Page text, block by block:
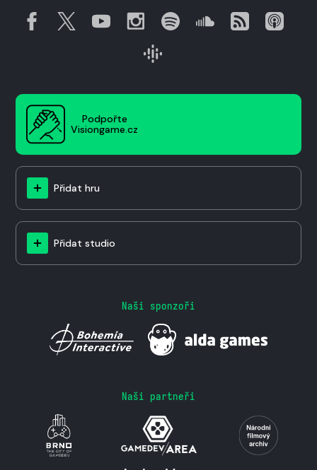
Podpořte
Visiongame.cz
Přidat hru
Přidat studio
Naši sponzoři
Naši partneři